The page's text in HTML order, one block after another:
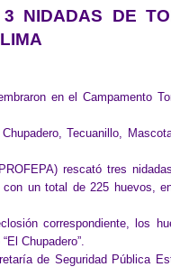
NIDADAS DE
en el Campamento
Tecuanillo,
rescató tres
un total de 225 huevos,
correspondiente, los
Chupadero”.
de Seguridad Pública